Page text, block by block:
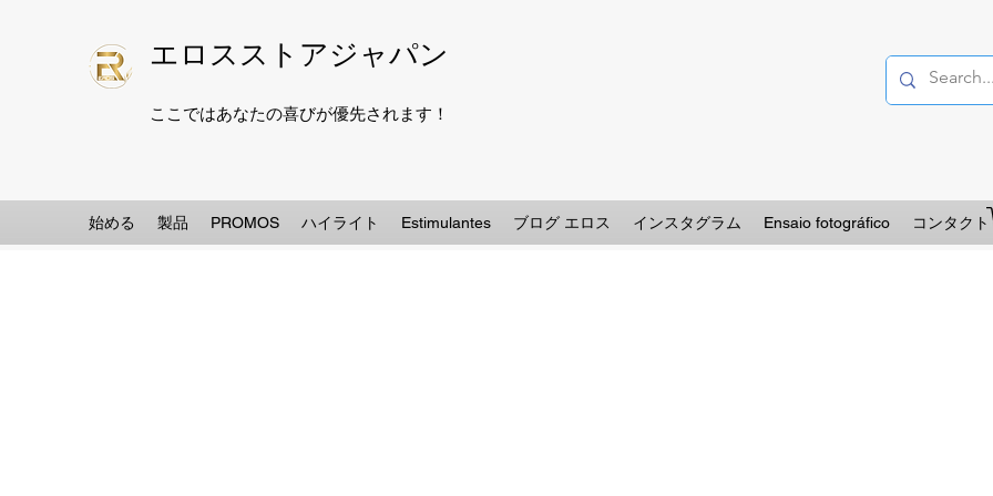
エロスストアジャパン
ここではあなたの喜びが優先されます！
始める 製品 PROMOS ハイライト Estimulantes ブログ エロス インスタグラム Ensaio fotográfico コンタクト